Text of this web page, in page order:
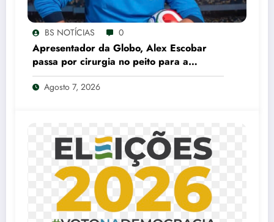
BS NOTÍCIAS 0
Apresentador da Globo, Alex Escobar
passa por cirurgia no peito para a
retirada de tumor
Agosto 7, 2026